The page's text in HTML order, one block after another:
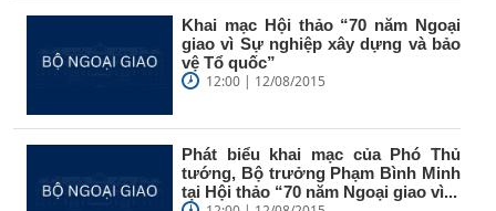
Khai mạc Hội thảo “70 năm Ngoại
giao vì Sự nghiệp xây dựng và bảo
vệ Tổ quốc”
12:00 | 12/08/2015
Phát biểu khai mạc của Phó Thủ
tướng, Bộ trưởng Phạm Bình Minh
tại Hội thảo “70 năm Ngoại giao vì...